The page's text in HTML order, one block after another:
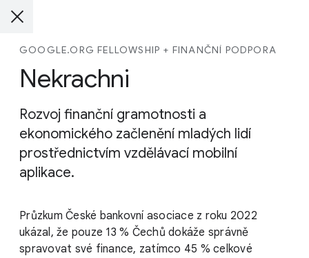
GOOGLE.ORG FELLOWSHIP + FINANČNÍ PODPORA
Nekrachni
Rozvoj finanční gramotnosti a
ekonomického začlenění mladých lidí
prostřednictvím vzdělávací mobilní
aplikace.
Průzkum České bankovní asociace z roku 2022
ukázal, že pouze 13 % Čechů dokáže správně
spravovat své finance, zatímco 45 % celkové